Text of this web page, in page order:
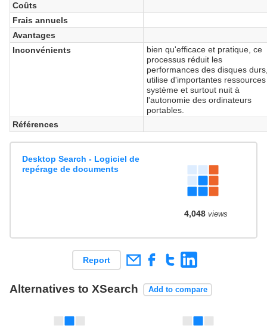
Coûts
Frais annuels
Avantages
Inconvénients
bien qu'efficace et pratique, ce
processus réduit les
performances des disques
utilise d'importantes ressources
système et surtout nuit à
l'autonomie des ordinateurs
portables.
Références
Desktop Search - Logiciel de
repérage de documents
4,048views
Report
Alternatives to XSearch Add to compare